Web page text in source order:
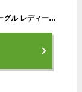
アウトレット品（わけあり 展示 撮影） ワールドイーグル レディース FL-01★V2 スタンドバッグ ブラックベリー【PICK-UP】 ゴルフバック キャディバッグ カートバッグ 軽量 9型【add-option】